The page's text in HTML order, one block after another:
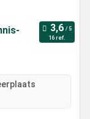
16 ref.